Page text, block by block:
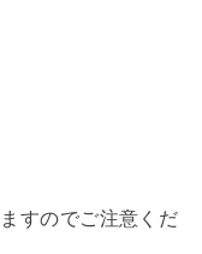
すのでご注意くだ